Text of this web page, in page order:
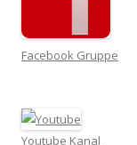
Facebook Gruppe
Youtube Kanal